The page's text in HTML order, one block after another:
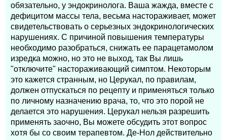
обязательно, у эндокринолога. Ваша жажда, вместе с
дефицитом массы тела, весьма настораживает, может
свидетельствовать о серьезных эндокринологических
нарушениях. С причиной повышения температуры
необходимо разобраться, снижать ее парацетамолом
изредка можно, но это не выход, так Вы лишь
"отключите" настораживающий симптом. Некоторым
это кажется странным, но Церукал, по правилам,
должен отпускаться по рецепту и применяться только
по личному назначению врача, то, что это порой не
делается это нарушения. Церукал нельзя разрешить
применять заочно, Вы можете обсудить этот вопрос
хотя бы со своим терапевтом. Де-Нол действительно